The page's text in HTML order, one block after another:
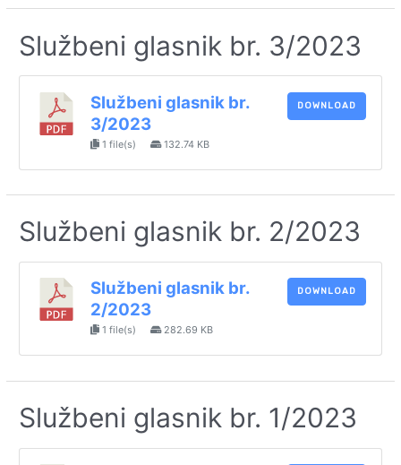
Službeni glasnik br. 3/2023
Službeni glasnik br.
3/2023
1 file(s) 132.74 KB
DOWNLOAD
Službeni glasnik br. 2/2023
Službeni glasnik br.
2/2023
1 file(s) 282.69 KB
DOWNLOAD
Službeni glasnik br. 1/2023